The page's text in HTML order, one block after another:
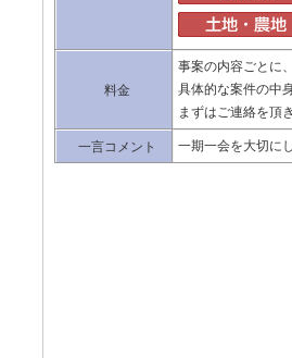
料金
事案の内容ごとに
具体的な案件の中
まずはご連絡を頂
一言コメント 一期一会を大切に